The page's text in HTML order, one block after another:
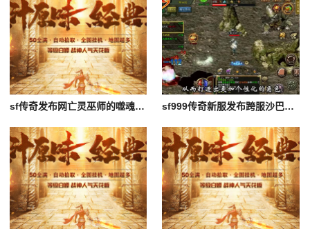
sf传奇发布网亡灵巫师的噬魂咒应该怎么打出来 sf999传奇新服发布跨服沙巴克界面的各种功能都是什么呢？都是代表着什么意思呢？